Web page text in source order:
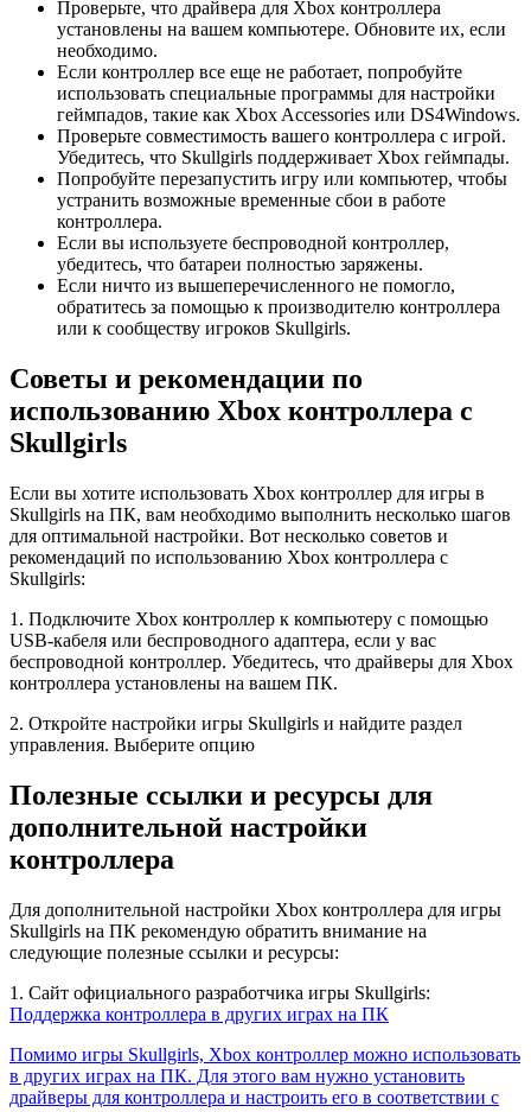
Проверьте, что драйвера для Xbox контроллера
установлены на вашем компьютере. Обновите их, если
необходимо.
Если контроллер все еще не работает, попробуйте
использовать специальные программы для настройки
геймпадов, такие как Xbox Accessories или DS4Windows.
Проверьте совместимость вашего контроллера с игрой.
Убедитесь, что Skullgirls поддерживает Xbox геймпады.
Попробуйте перезапустить игру или компьютер, чтобы
устранить возможные временные сбои в работе
контроллера.
Если вы используете беспроводной контроллер,
убедитесь, что батареи полностью заряжены.
Если ничто из вышеперечисленного не помогло,
обратитесь за помощью к производителю контроллера
или к сообществу игроков Skullgirls.
Советы и рекомендации по
использованию Xbox контроллера с
Skullgirls
Если вы хотите использовать Xbox контроллер для игры в
Skullgirls на ПК, вам необходимо выполнить несколько шагов
для оптимальной настройки. Вот несколько советов и
рекомендаций по использованию Xbox контроллера с
Skullgirls:
1. Подключите Xbox контроллер к компьютеру с помощью
USB-кабеля или беспроводного адаптера, если у вас
беспроводной контроллер. Убедитесь, что драйверы для Xbox
контроллера установлены на вашем ПК.
2. Откройте настройки игры Skullgirls и найдите раздел
управления. Выберите опцию
Полезные ссылки и ресурсы для
дополнительной настройки
контроллера
Для дополнительной настройки Xbox контроллера для игры
Skullgirls на ПК рекомендую обратить внимание на
следующие полезные ссылки и ресурсы:
1. Сайт официального разработчика игры Skullgirls:
Поддержка контроллера в других играх на ПК
Помимо игры Skullgirls, Xbox контроллер можно использовать
в других играх на ПК. Для этого вам нужно установить
драйверы для контроллера и настроить его в соответствии с